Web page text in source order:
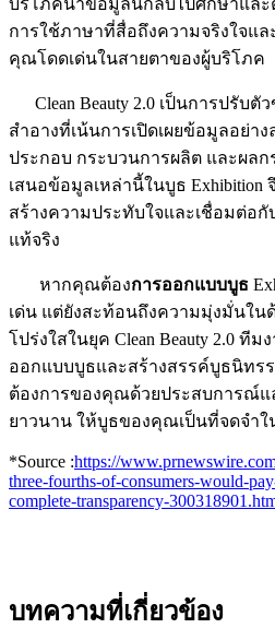
การใช้ภาษาที่สื่อถึงความจริงใจแ
คุณโดดเด่นในสายตาของผู้บริโภค
Clean Beauty 2.0 เป็นการปรับตั
สำอางที่เน้นการเปิดเผยข้อมูลอย่า
ประกอบ กระบวนการผลิต และผล
เสนอข้อมูลเหล่านี้ในบูธ
สร้างความประทับใจและเชื่อมต่อ
แท้จริง
หากคุณต้องการออกแบบบูธ
เด่น แต่ยังสะท้อนถึงความมุ่งมั่นใน
โปร่งใสในยุค Clean Beauty 2.0 ทีม
ออกแบบบูธและสร้างสรรค์บูธนิทร
ต้องการของคุณด้วยประสบการณ์
ยาวนาน ให้บูธของคุณเป็นที่จดจำ
*Source :https://
three-fourths-of-consumers-would-
complete-transparency-
บทความที่เกี่ยวข้อง